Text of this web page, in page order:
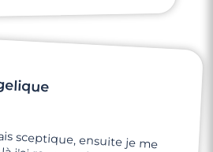
sceptique, ensuite je me
j'ai rencontré quelqu'un de